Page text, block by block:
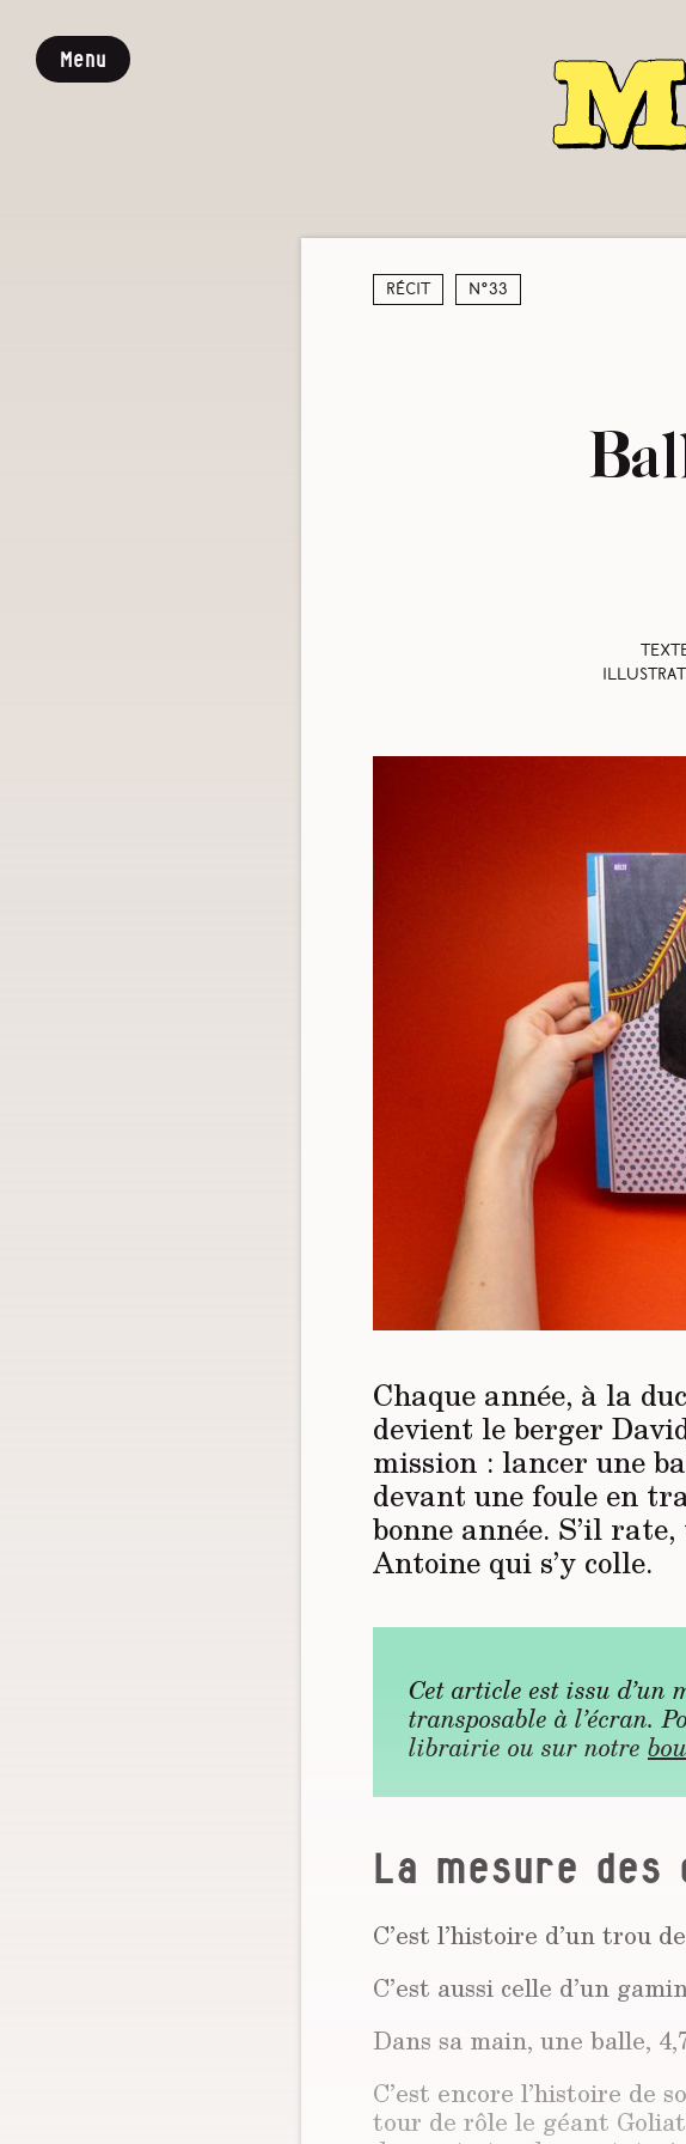
Menu
Récit N°33
Chaque année, à la
devient le berger
mission : lancer une
devant une foule en
bonne année. S’il
Antoine qui s’y colle.
Cet article est issu d’un
transposable à l’écran.
librairie ou sur notre
La mesure des
C’est l’histoire d’un trou
C’est aussi celle d’un
Dans sa main, une balle,
C’est encore l’histoire de
tour de rôle le géant